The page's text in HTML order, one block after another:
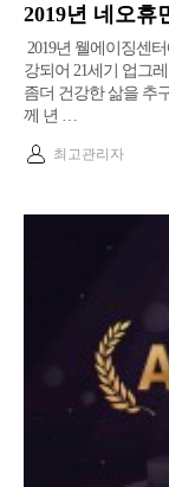
2019년 네오휴
2019년 웰에이징센
강되어 21세기 업그
좀더 건강한 삶을 추
께 년 …
최고관리자